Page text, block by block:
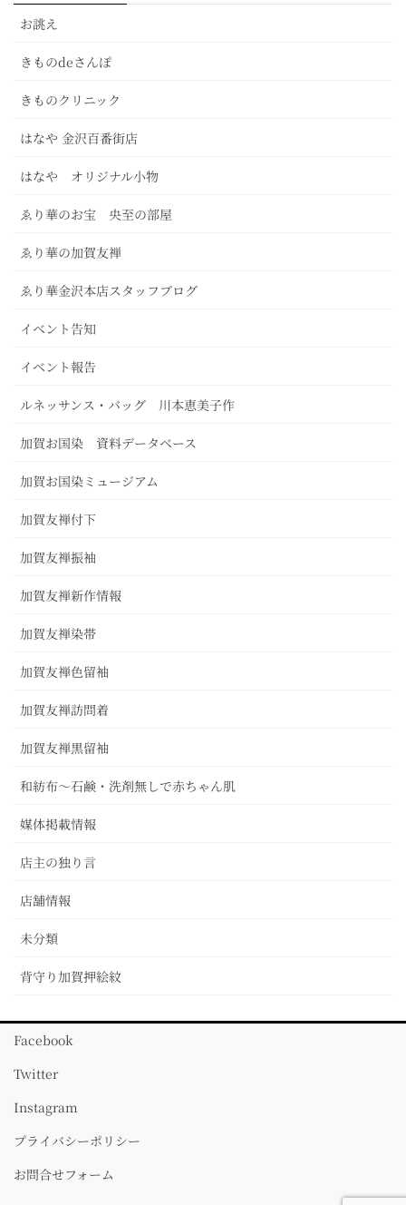
お誂え
きものdeさんぽ
きものクリニック
はなや 金沢百番街店
はなや オリジナル小物
ゑり華のお宝 央至の部屋
ゑり華の加賀友禅
ゑり華金沢本店スタッフブログ
イベント告知
イベント報告
ルネッサンス・バッグ 川本恵美子作
加賀お国染 資料データベース
加賀お国染ミュージアム
加賀友禅付下
加賀友禅振袖
加賀友禅新作情報
加賀友禅染帯
加賀友禅色留袖
加賀友禅訪問着
加賀友禅黒留袖
和紡布～石鹸・洗剤無しで赤ちゃん肌
媒体掲載情報
店主の独り言
店舗情報
未分類
背守り加賀押絵紋
Facebook
Twitter
Instagram
プライバシーポリシー
お問合せフォーム